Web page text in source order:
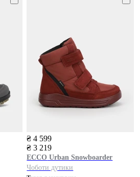
₴ 4 599
₴ 3 219
ECCO Urban Snowboarder
Чоботи дутики